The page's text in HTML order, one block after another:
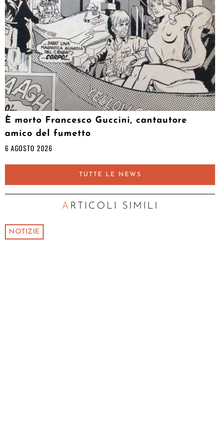
È morto Francesco Guccini, cantautore
amico del fumetto
6 AGOSTO 2026
TUTTE LE NEWS
ARTICOLI SIMILI
NOTIZIE